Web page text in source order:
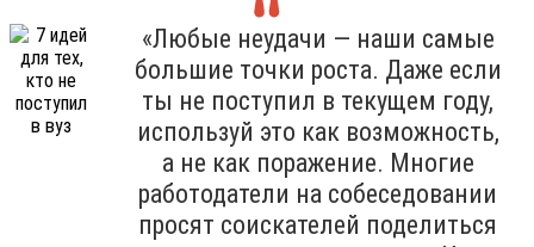
«Любые неудачи — наши самые
большие точки роста. Даже если
ты не поступил в текущем году,
используй это как возможность,
а не как поражение. Многие
работодатели на собеседовании
просят соискателей поделиться